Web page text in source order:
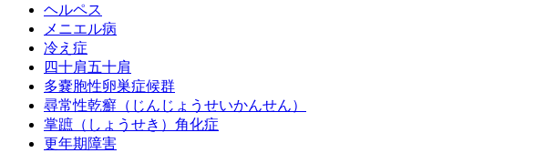
ヘルペス
メニエル病
冷え症
四十肩五十肩
多嚢胞性卵巣症候群
尋常性乾癬（じんじょうせいかんせん）
掌蹠（しょうせき）角化症
更年期障害